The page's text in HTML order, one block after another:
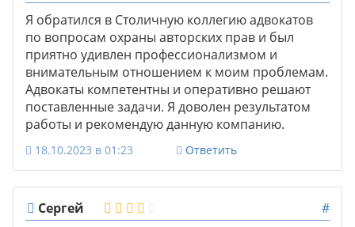
Я обратился в Столичную коллегию адвокатов
по вопросам охраны авторских прав и был
приятно удивлен профессионализмом и
внимательным отношением к моим проблемам.
Адвокаты компетентны и оперативно решают
поставленные задачи. Я доволен результатом
работы и рекомендую данную компанию.
18.10.2023 в 01:23 Ответить
Сергей
#